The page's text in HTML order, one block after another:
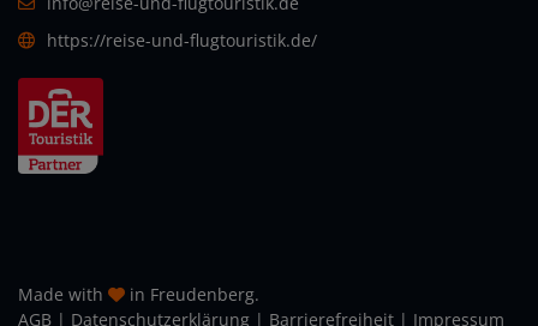
https://reise-und-flugtouristik.de/
Made with
in Freudenberg.
AGB | Daten­schutz­erklärung | Barrierefreiheit | Impressum